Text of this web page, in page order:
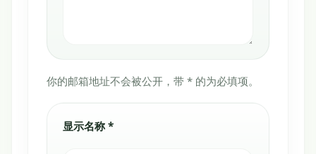
你的邮箱地址不会被公开，带 * 的为必填项。
显示名称 *